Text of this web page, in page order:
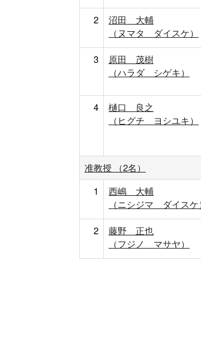
2
沼田 大輔
（ヌマタ ダイスケ）
3
原田 茂樹
（ハラダ シゲキ）
4
樋口 良之
（ヒグチ ヨシユキ）
准教授 （2名）
1
西嶋 大輔
（ニシジマ ダイスケ
2
藤野 正也
（フジノ マサヤ）